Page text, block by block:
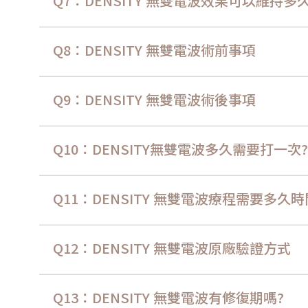
Q8：DENSITY 無雙電波術前事項
Q9：DENSITY 無雙電波術後事項
Q10：DENSITY無雙電波多久需要打一次?
Q11：DENSITY 無雙電波療程需要多久時
Q12：DENSITY 無雙電波原廠驗證方式
Q13：DENSITY 無雙電波有修復期嗎?